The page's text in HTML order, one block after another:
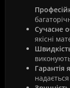
Сучасне
якісні
Гарантія